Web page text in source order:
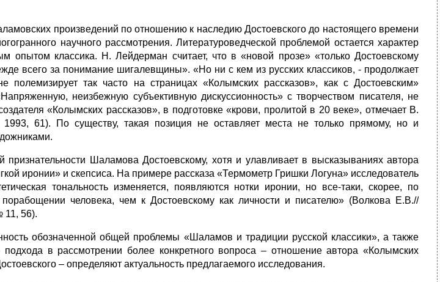
произведений по отношению к наследию Достоевского до настоящего времени
научного рассмотрения. Литературоведческой проблемой остается характер
опытом классика. Н. Лейдерман считает, что в «новой прозе» «только Достоевскому
всего за понимание шигалевщины». «Но ни с кем из русских классиков, - продолжает
полемизирует так часто на страницах «Колымских рассказов», как с Достоевским»
неизбежную субъективную дискуссионность» с творчеством писателя, не
«Колымских рассказов», в подготовке «крови, пролитой в 20 веке», отмечает В.
61). По существу, такая позиция не оставляет места не только прямому, но и
признательности Шаламова Достоевскому, хотя и улавливает в высказываниях автора
иронии» и скепсиса. На примере рассказа «Термометр Гришки Логуна» исследователь
тональность изменяется, появляются нотки иронии, но все-таки, скорее, по
человека, чем к Достоевскому как личности и писателю» (Волкова Е.В.//
56).
обозначенной общей проблемы «Шаламов и традиции русской классики», а также
подхода в рассмотрении более конкретного вопроса – отношение автора «Колымских
– определяют актуальность предлагаемого исследования.